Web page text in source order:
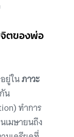
จิตของพ่อ
ยู่ในภาวะ
น
ทำการ
เมษายนถึง